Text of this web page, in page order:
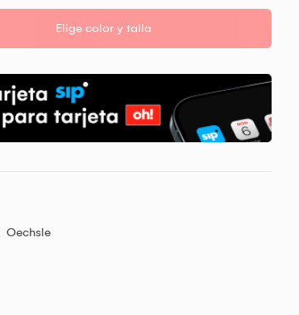
Elige color y talla
Oechsle